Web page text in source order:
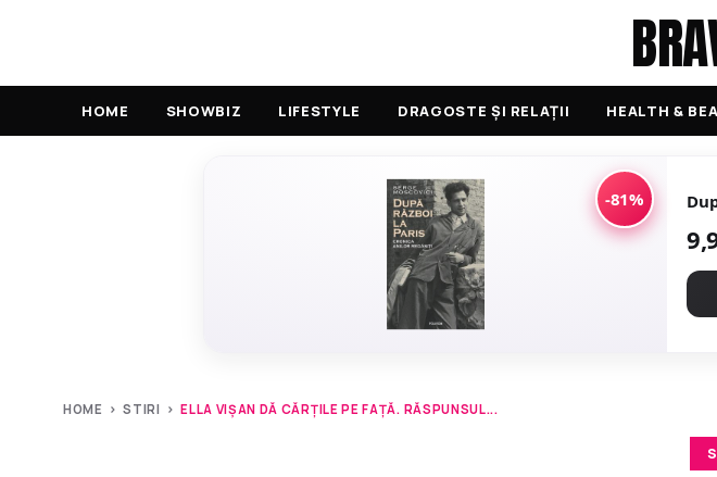
HOME SHOWBIZ LIFESTYLE DRAGOSTE ȘI RELAȚII HEALTH &
-81%
HOME ›STIRI ›ELLA VIȘAN DĂ CĂRȚILE PE FAȚĂ. RĂSPUNSUL...